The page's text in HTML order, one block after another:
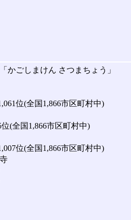
かごしまけん さつまちょう」
位(全国1,866市区町村中)
(全国1,866市区町村中)
位(全国1,866市区町村中)